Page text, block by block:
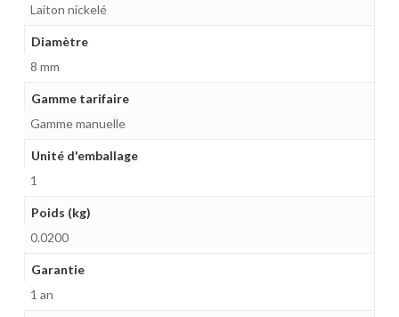
Laiton nickelé
Diamètre
8 mm
Gamme tarifaire
Gamme manuelle
Unité d'emballage
1
Poids (kg)
0.0200
Garantie
1 an